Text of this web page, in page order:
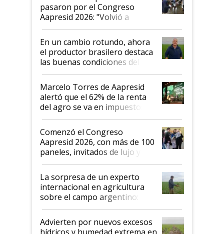
pasaron por el Congreso
Aapresid 2026: "Volvió a
demostrar que hablar del
suelo es hablar de todo el
sistema productivo"
En un cambio rotundo, ahora
el productor brasilero destaca
las buenas condiciones del
agro argentino para invertir:
"Los veo más motivados"
Marcelo Torres de Aapresid
alertó que el 62% de la renta
del agro se va en impuestos:
"No es bueno que en
Argentina se sigan discutiendo
las mismas cosas de hace 50
años"
Comenzó el Congreso
Aapresid 2026, con más de 100
paneles, invitados de lujo y
todas las tendencias
La sorpresa de un experto
internacional en agricultura
sobre el campo argentino:
"Estoy muy impresionado"
Advierten por nuevos excesos